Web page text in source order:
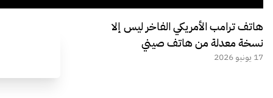
هاتف ترامب الأمريكي الفاخر ليس إلا
نسخة معدلة من هاتف صيني
17 يونيو 2026